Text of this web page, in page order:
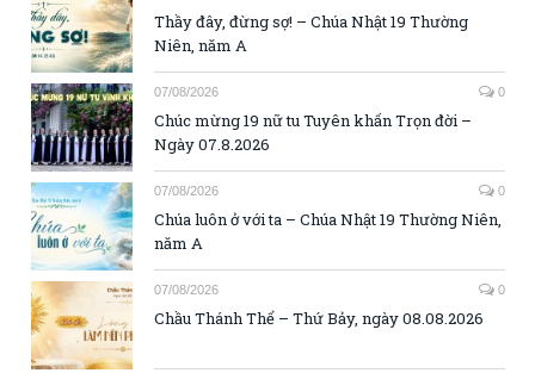
Thầy đây, đừng sợ! – Chúa Nhật 19 Thường
Niên, năm A
07/08/2026 0
Chúc mừng 19 nữ tu Tuyên khấn Trọn đời –
Ngày 07.8.2026
07/08/2026 0
Chúa luôn ở với ta – Chúa Nhật 19 Thường Niên,
năm A
07/08/2026 0
Chầu Thánh Thể – Thứ Bảy, ngày 08.08.2026